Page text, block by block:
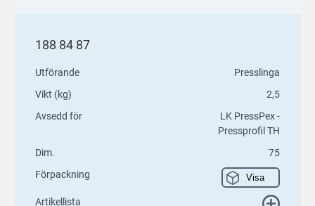
188 84 87
Utförande
Presslinga
Vikt (kg)
2,5
Avsedd för
LK PressPex -
Pressprofil TH
Dim.
75
Förpackning
Visa
Artikellista